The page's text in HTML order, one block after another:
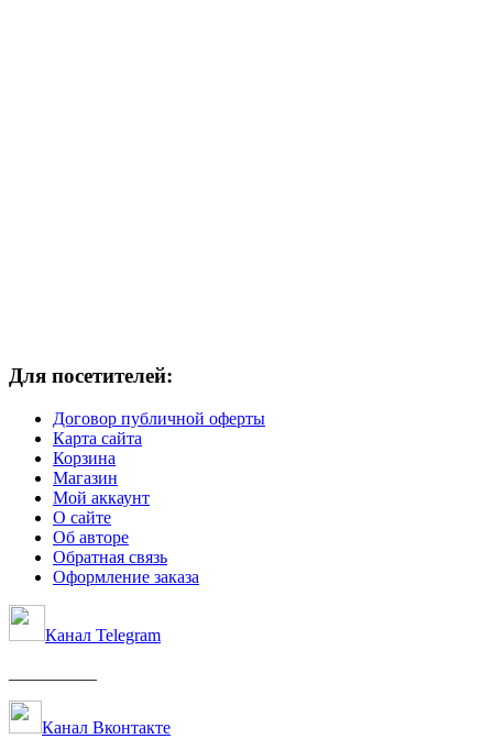
Для посетителей:
Договор публичной оферты
Карта сайта
Корзина
Магазин
Мой аккаунт
О сайте
Об авторе
Обратная связь
Оформление заказа
Канал Telegram
Канал Вконтакте